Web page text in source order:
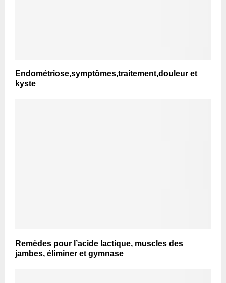
Endométriose,symptômes,traitement,douleur et
kyste
Remèdes pour l’acide lactique, muscles des
jambes, éliminer et gymnase